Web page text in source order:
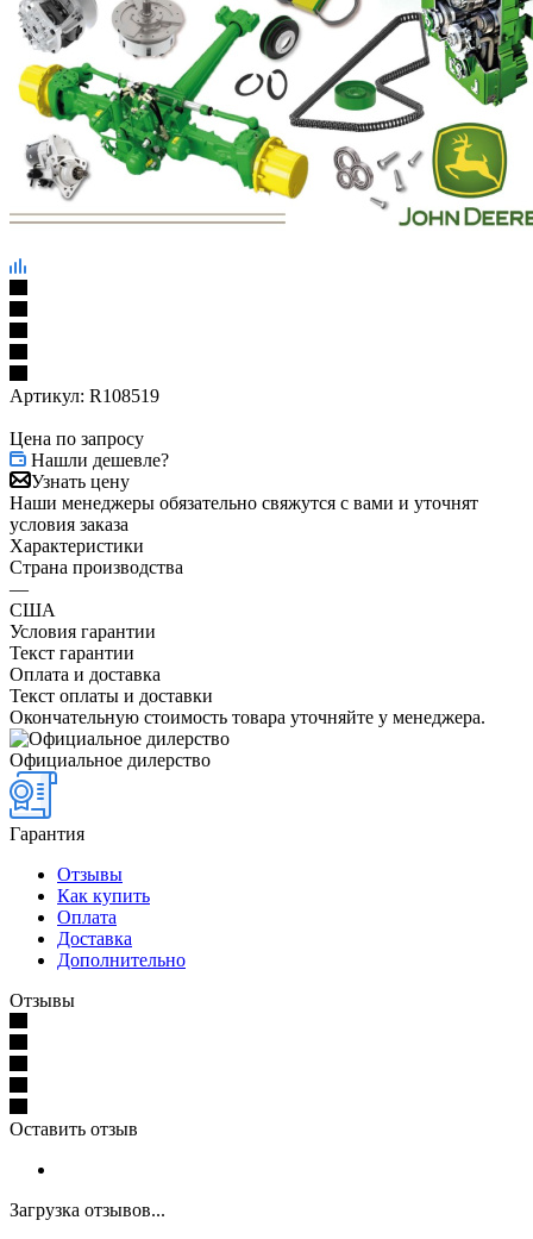
Артикул: R108519
Цена по запросу
Нашли дешевле?
Узнать цену
Наши менеджеры обязательно свяжутся с вами и уточнят
условия заказа
Характеристики
Страна производства
—
США
Условия гарантии
Текст гарантии
Оплата и доставка
Текст оплаты и доставки
Окончательную стоимость товара уточняйте у менеджера.
Официальное дилерство
Гарантия
Отзывы
Как купить
Оплата
Доставка
Дополнительно
Отзывы
Оставить отзыв
Загрузка отзывов...